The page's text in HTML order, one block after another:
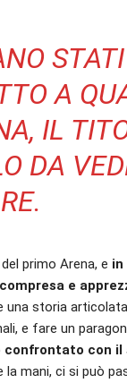
A
IL
DA
primo Arena, e in
e
storia
e fare un
confrontato con
mani, ci si può